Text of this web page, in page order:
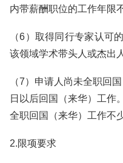
内带薪酬职位的工作年限
（6）取得同行专家认可
该领域学术带头人或杰出
（7）申请人尚未全职回
日以后回国（来华）工作
全职回国（来华）工作不
2.限项要求